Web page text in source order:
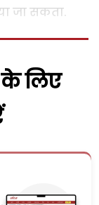
जा सकता.
लिए